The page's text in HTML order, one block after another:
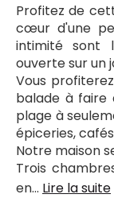
Profitez de
cœur d'une
intimité sont
ouverte sur un
Vous
balade à faire
plage à
épiceries,
Notre maison
Trois
en... Lire la suite